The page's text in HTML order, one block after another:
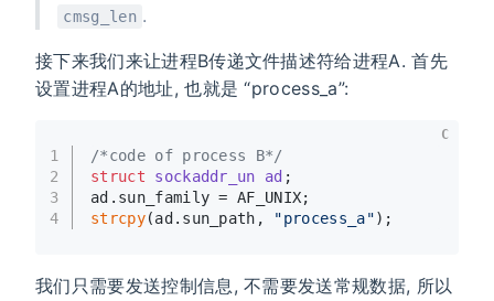
cmsg_len .
接下来我们来让进程B传递文件描述符给进程A. 首先
设置进程A的地址, 也就是 “process_a”:
1
2
3
4
/*code of process B*/
struct
sockaddr_un ad ;
ad.sun_family = AF_UNIX;
strcpy(ad.sun_path, "process_a");
C
我们只需要发送控制信息, 不需要发送常规数据, 所以